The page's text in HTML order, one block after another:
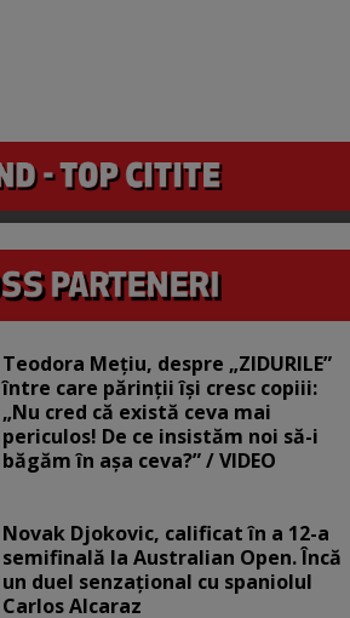
Teodora Mețiu, despre „ZIDURILE”
între care părinții își cresc copiii:
„Nu cred că există ceva mai
periculos! De ce insistăm noi să-i
băgăm în așa ceva?” / VIDEO
Novak Djokovic, calificat în a 12-a
semifinală la Australian Open. Încă
un duel senzațional cu spaniolul
Carlos Alcaraz